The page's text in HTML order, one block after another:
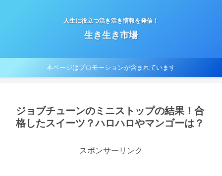
人生に役立つ活き活き情報を発信！
生き生き市場
本ページはプロモーションが含まれています
ジョブチューンのミニストップの結果！合
格したスイーツ？ハロハロやマンゴーは？
スポンサーリンク